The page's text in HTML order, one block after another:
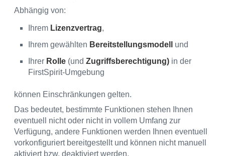
Abhängig von:
Ihrem Lizenzvertrag,
Ihrem gewählten Bereitstellungsmodell
und
Ihrer Rolle (und Zugriffsberechtigung) in der
FirstSpirit-Umgebung
können Einschränkungen gelten.
Das bedeutet, bestimmte Funktionen stehen Ihnen
eventuell nicht oder nicht in vollem Umfang zur
Verfügung, andere Funktionen werden Ihnen eventuell
vorkonfiguriert bereitgestellt und können nicht manuell
aktiviert bzw. deaktiviert werden.